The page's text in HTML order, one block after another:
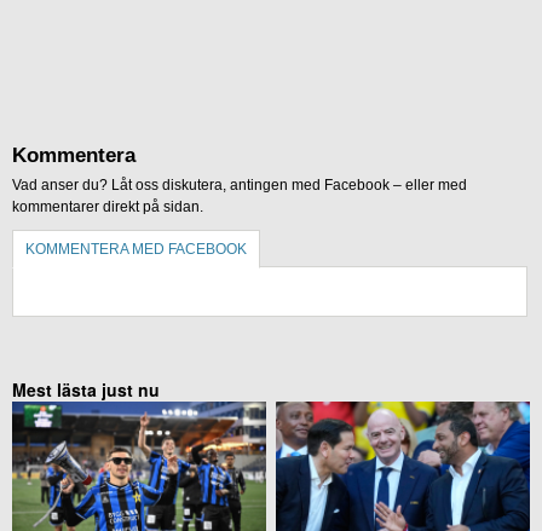
Kommentera
Vad anser du? Låt oss diskutera, antingen med Facebook – eller med
kommentarer direkt på sidan.
KOMMENTERA MED FACEBOOK
Mest lästa just nu